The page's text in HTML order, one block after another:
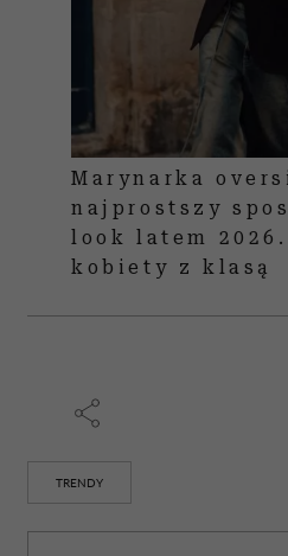
Marynarka
najprostszy
look latem
kobiety z klasą
TRENDY